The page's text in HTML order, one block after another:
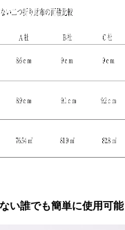
い誰でも簡単に使用可能